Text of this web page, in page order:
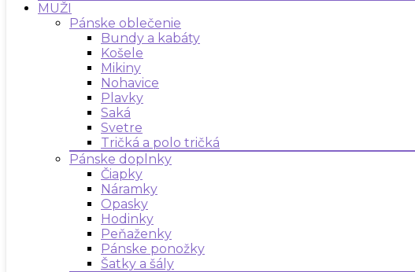
MUŽI
Pánske oblečenie
Bundy a kabáty
Košele
Mikiny
Nohavice
Plavky
Saká
Svetre
Tričká a polo tričká
Pánske doplnky
Čiapky
Náramky
Opasky
Hodinky
Peňaženky
Pánske ponožky
Šatky a šály